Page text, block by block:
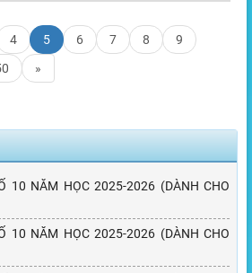
4 5 6 7 8
9
»
10 NĂM HỌC 2025-2026 (DÀNH CHO
10 NĂM HỌC 2025-2026 (DÀNH CHO